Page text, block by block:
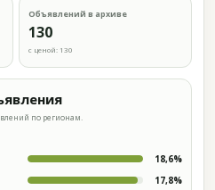
Объявлений в архиве
130
с ценой: 130
по регионам.
18,6%
17,8%